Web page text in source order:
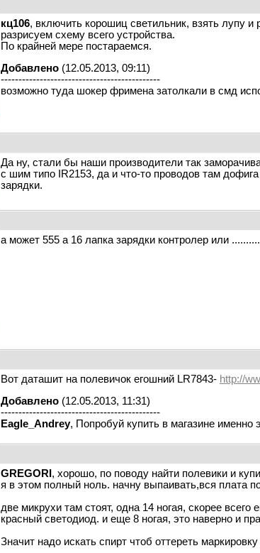
кц106, включить корошиц светильник, взять лупу
разрисуем схему всего устройства.
По крайней мере постараемся.
Добавлено(12.05.2013, 09:11)
---------------------------------------------
возможно туда шокер фримена затолкали в смд
Да ну, стали бы наши производители так
с шим типо IR2153, да и что-то проводов там
зарядки.
а может 555 а 16 лапка зарядки контролер или
Вот даташит на полевичок егошний LR7843- http://
Добавлено(12.05.2013, 11:31)
---------------------------------------------
Eagle_Andrey, Попробуй купить в магазине именно
GREGORI , хорошо, по поводу найти полевики и
я в этом полный ноль. начну выпаивать,вся плата
две микрухи там стоят, одна 14 ногая, скорее всего
красный светодиод. и еще 8 ногая, это наверно и
Значит надо искать спирт чтоб оттереть